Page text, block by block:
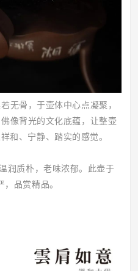
无骨，于壶体中心点凝聚，
像背光的文化底蕴，让整壶
和、宁静、踏实的感觉。
润质朴，老味浓郁。此壶于
品赏精品。